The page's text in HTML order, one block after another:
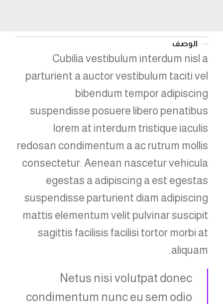
الوصف
Cubilia vestibulum interdum nisl a
parturient a auctor vestibulum taciti vel
bibendum tempor adipiscing
suspendisse posuere libero penatibus
lorem at interdum tristique iaculis
redosan condimentum a ac rutrum mollis
consectetur. Aenean nascetur vehicula
egestas a adipiscing a est egestas
suspendisse parturient diam adipiscing
mattis elementum velit pulvinar suscipit
sagittis facilisis facilisi tortor morbi at
aliquam.
Netus nisi volutpat donec
condimentum nunc eu sem odio